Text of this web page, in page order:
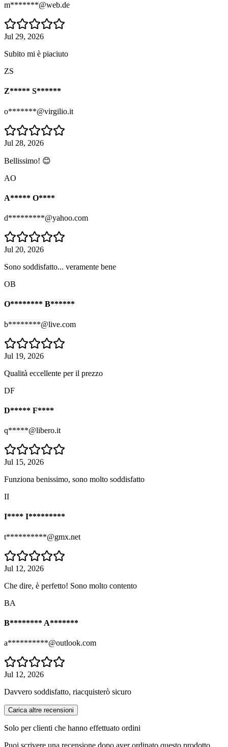
m*******@web.de
Jul 29, 2026
Subito mi è piaciuto
ZS
Z***** S******
o*******@virgilio.it
Jul 28, 2026
Bellissimo! 😊
AO
A***** O****
d*********@yahoo.com
Jul 20, 2026
Sono soddisfatto... veramente bene
OB
O******** B******
b********@live.com
Jul 19, 2026
Qualità eccellente per il prezzo
DF
D***** F****
q*****@libero.it
Jul 15, 2026
Funziona benissimo, sono molto soddisfatto
II
I**** I*********
t**********@gmx.net
Jul 12, 2026
Che dire, è perfetto! Sono molto contento
BA
B******** A*******
a**********@outlook.com
Jul 12, 2026
Davvero soddisfatto, riacquisterò sicuro
Carica altre recensioni
Solo per clienti che hanno effettuato ordini